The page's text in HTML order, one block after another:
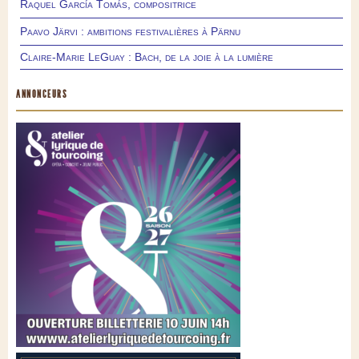
Raquel García Tomás, compositrice
Paavo Järvi : ambitions festivalières à Pärnu
Claire-Marie LeGuay : Bach, de la joie à la lumière
ANNONCEURS